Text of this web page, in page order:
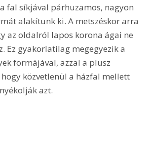
fal síkjával párhuzamos, nagyon
alakítunk ki. A metszéskor arra
az oldalról lapos korona ágai ne
Ez gyakorlatilag megegyezik a
formájával, azzal a plusz
közvetlenül a házfal mellett
azt.